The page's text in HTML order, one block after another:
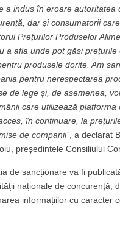
a indus în eroare autoritatea
dar și consumatorii
Prețurilor Produselor
a afla unde pot găsi prețurile
produsele dorite. Am
pentru nerespectarea
de lege și, de asemenea,
care utilizează platforma
în continuare, la
de companii” , a declarat
președintele Consiliului
de sancționare va fi
naționale de concurenţă,
informațiilor cu caracter